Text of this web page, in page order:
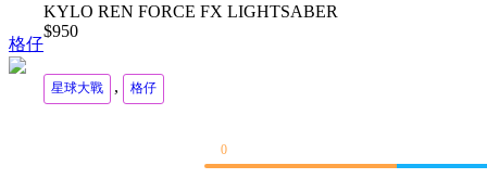
格仔
KYLO REN FORCE FX LIGHTSABER
$950
星球大戰 , 格仔
0